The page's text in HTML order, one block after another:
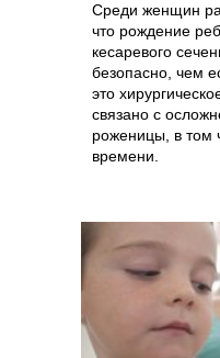
Среди женщин
что рождение
кесаревого
безопасно, чем
это
связано с
роженицы, в том
времени.